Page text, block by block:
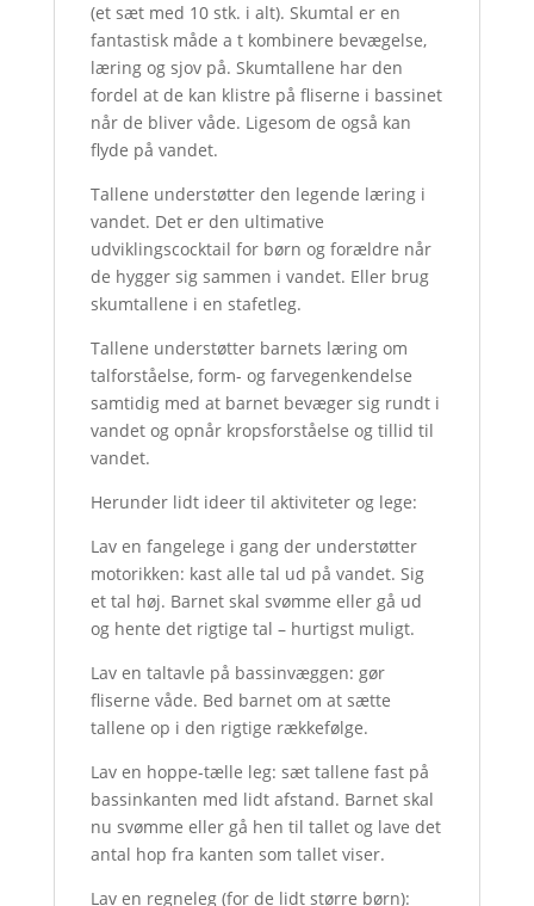
(et sæt med 10 stk. i alt). Skumtal er en
fantastisk måde a t kombinere bevægelse,
læring og sjov på. Skumtallene har den
fordel at de kan klistre på fliserne i bassinet
når de bliver våde. Ligesom de også kan
flyde på vandet.
Tallene understøtter den legende læring i
vandet. Det er den ultimative
udviklingscocktail for børn og forældre når
de hygger sig sammen i vandet. Eller brug
skumtallene i en stafetleg.
Tallene understøtter barnets læring om
talforståelse, form- og farvegenkendelse
samtidig med at barnet bevæger sig rundt i
vandet og opnår kropsforståelse og tillid til
vandet.
Herunder lidt ideer til aktiviteter og lege:
Lav en fangelege i gang der understøtter
motorikken: kast alle tal ud på vandet. Sig
et tal høj. Barnet skal svømme eller gå ud
og hente det rigtige tal – hurtigst muligt.
Lav en taltavle på bassinvæggen: gør
fliserne våde. Bed barnet om at sætte
tallene op i den rigtige rækkefølge.
Lav en hoppe-tælle leg: sæt tallene fast på
bassinkanten med lidt afstand. Barnet skal
nu svømme eller gå hen til tallet og lave det
antal hop fra kanten som tallet viser.
Lav en regneleg (for de lidt større børn):